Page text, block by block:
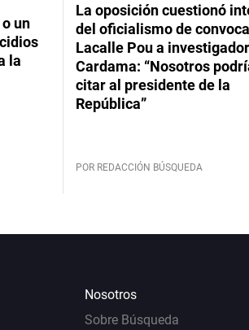
un
la
La oposición cuestionó
del oficialismo de
Lacalle Pou a
Cardama: “Nosotros
citar al presidente de la
República”
POR REDACCIÓN BÚSQUEDA
Nosotros
Sobre Búsqueda